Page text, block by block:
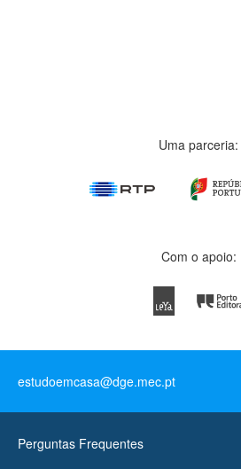
Uma parceria:
Com o apoio:
estudoemcasa@dge.mec.pt
Perguntas Frequentes